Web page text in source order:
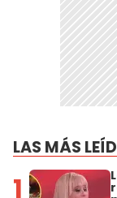
LAS MÁS
1